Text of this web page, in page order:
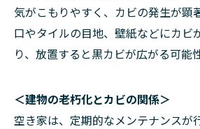
気がこもりやすく、カビの発生が顕
口やタイルの目地、壁紙などにカビ
り、放置すると黒カビが広がる可能
＜建物の老朽化とカビの関係＞
空き家は、定期的なメンテナンスが